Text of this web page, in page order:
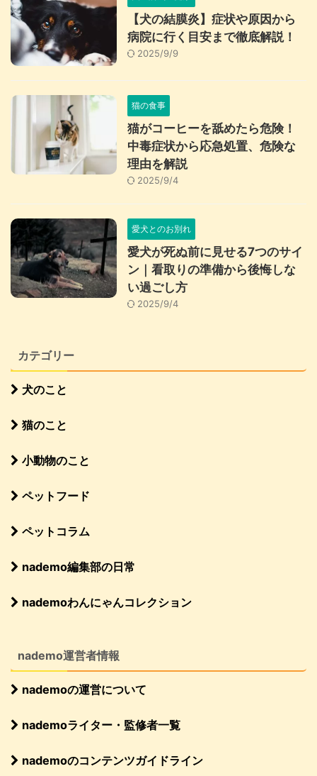
【犬の結膜炎】症状や原因から
病院に行く目安まで徹底解説！
2025/9/9
猫の食事
猫がコーヒーを舐めたら危険！
中毒症状から応急処置、危険な
理由を解説
2025/9/4
愛犬とのお別れ
愛犬が死ぬ前に見せる7つのサイ
ン｜看取りの準備から後悔しな
い過ごし方
2025/9/4
カテゴリー
犬のこと
猫のこと
小動物のこと
ペットフード
ペットコラム
nademo編集部の日常
nademoわんにゃんコレクション
nademo運営者情報
nademoの運営について
nademoライター・監修者一覧
nademoのコンテンツガイドライン